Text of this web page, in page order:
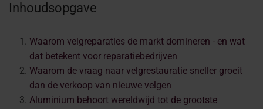
Inhoudsopgave
Waarom velgreparaties de markt domineren - en wat
dat betekent voor reparatiebedrijven
Waarom de vraag naar velgrestauratie sneller groeit
dan de verkoop van nieuwe velgen
Aluminium behoort wereldwijd tot de grootste